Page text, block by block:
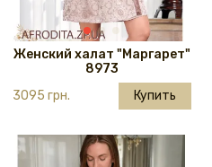
Женский халат "Маргарет"
8973
3095 грн.
Купить